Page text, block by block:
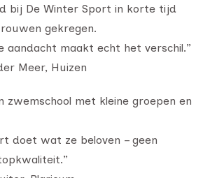
bij De Winter Sport in korte tijd
gekregen.
aandacht maakt echt het verschil.”
Meer, Huizen
zwemschool met kleine groepen en
doet wat ze beloven – geen